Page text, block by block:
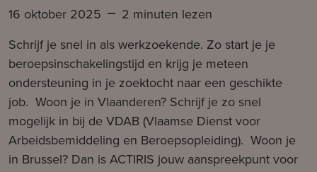
16 oktober 2025
2 minuten lezen
Schrijf je snel in als werkzoekende. Zo start je je
beroepsinschakelingstijd en krijg je meteen
ondersteuning in je zoektocht naar een geschikte
job. Woon je in Vlaanderen? Schrijf je zo snel
mogelijk in bij de VDAB (Vlaamse Dienst voor
Arbeidsbemiddeling en Beroepsopleiding). Woon je
in Brussel? Dan is ACTIRIS jouw aanspreekpunt voor